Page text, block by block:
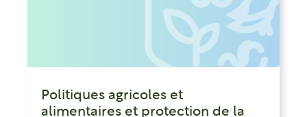
Politiques agricoles et
alimentaires et protection de la